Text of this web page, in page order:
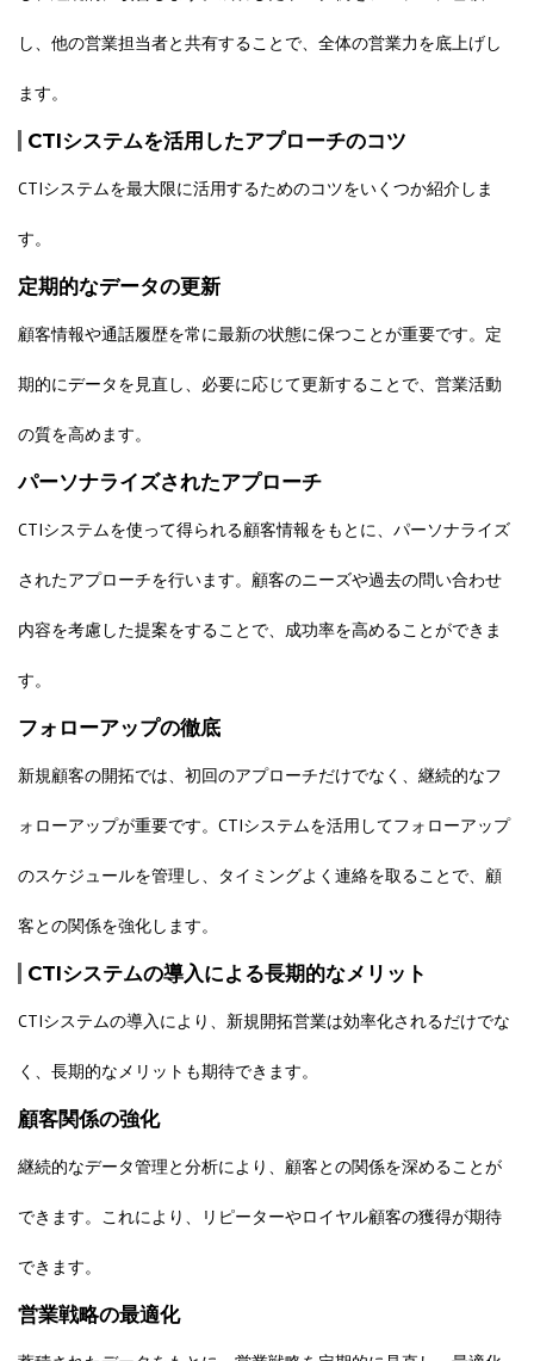
し、他の営業担当者と共有することで、全体の営業力を底上げし
ます。
CTIシステムを活用したアプローチのコツ
CTIシステムを最大限に活用するためのコツをいくつか紹介しま
す。
定期的なデータの更新
顧客情報や通話履歴を常に最新の状態に保つことが重要です。定
期的にデータを見直し、必要に応じて更新することで、営業活動
の質を高めます。
パーソナライズされたアプローチ
CTIシステムを使って得られる顧客情報をもとに、パーソナライズ
されたアプローチを行います。顧客のニーズや過去の問い合わせ
内容を考慮した提案をすることで、成功率を高めることができま
す。
フォローアップの徹底
新規顧客の開拓では、初回のアプローチだけでなく、継続的なフ
ォローアップが重要です。CTIシステムを活用してフォローアップ
のスケジュールを管理し、タイミングよく連絡を取ることで、顧
客との関係を強化します。
CTIシステムの導入による長期的なメリット
CTIシステムの導入により、新規開拓営業は効率化されるだけでな
く、長期的なメリットも期待できます。
顧客関係の強化
継続的なデータ管理と分析により、顧客との関係を深めることが
できます。これにより、リピーターやロイヤル顧客の獲得が期待
できます。
営業戦略の最適化